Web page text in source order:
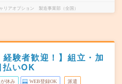
リアオプション 製造事業部（全国）
経験者歓迎！】組立・加
いOK
休み WEB登録OK 派遣